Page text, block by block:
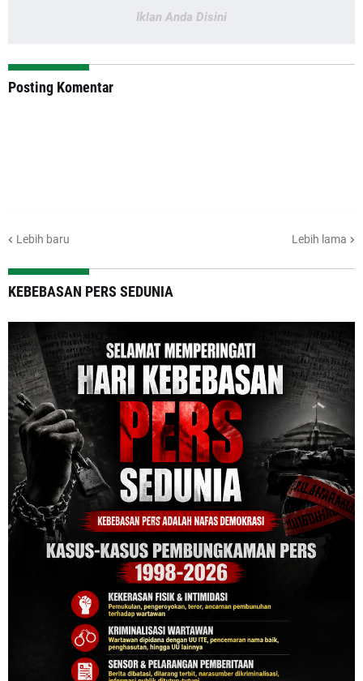
Iklan Anda Disini
Posting Komentar
Lebih baru Lebih lama
KEBEBASAN PERS SEDUNIA